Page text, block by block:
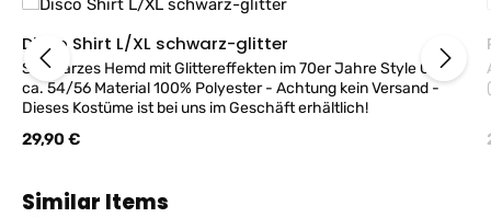
Disco Shirt L/XL schwarz-glitter
Schwarzes Hemd mit Glittereffekten im 70er Jahre Style Größe
ca. 54/56 Material 100% Polyester - Achtung kein Versand -
Dieses Kostüme ist bei uns im Geschäft erhältlich!
Regulärer Preis:
29,90 €
Produktgalerie überspringen
Similar Items